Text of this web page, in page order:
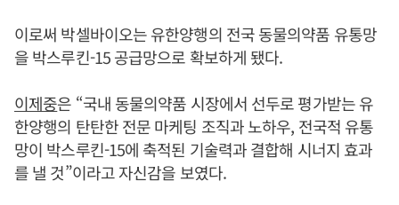
이로써 박셀바이오는 유한양행의 전국 동물의약품 유통망
을 박스루킨-15 공급망으로 확보하게 됐다.
이제중은 “국내 동물의약품 시장에서 선두로 평가받는 유
한양행의 탄탄한 전문 마케팅 조직과 노하우, 전국적 유통
망이 박스루킨-15에 축적된 기술력과 결합해 시너지 효과
를 낼 것”이라고 자신감을 보였다.